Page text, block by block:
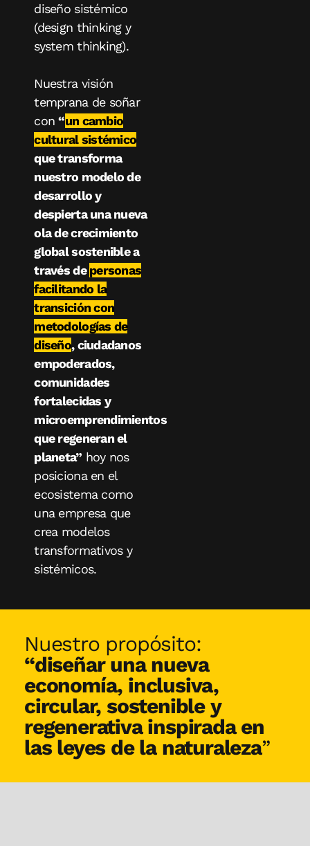
diseño sistémico
(design thinking y
system thinking).
Nuestra visión
temprana de soñar
con“un cambio
cultural sistémico
que transforma
nuestro modelo de
desarrollo y
despierta una nueva
ola de crecimiento
global sostenible a
través depersonas
facilitando la
transición con
metodologías de
diseño, ciudadanos
empoderados,
comunidades
fortalecidas y
microemprendimientos
que regeneran el
planeta” hoy nos
posiciona en el
ecosistema como
una empresa que
crea modelos
transformativos y
sistémicos.
Nuestro propósito:
“diseñar una nueva
economía, inclusiva,
circular, sostenible y
regenerativa inspirada en
las leyes de la naturaleza”